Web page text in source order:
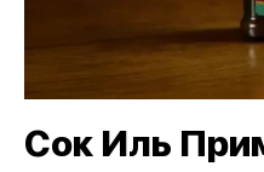
Сок Иль